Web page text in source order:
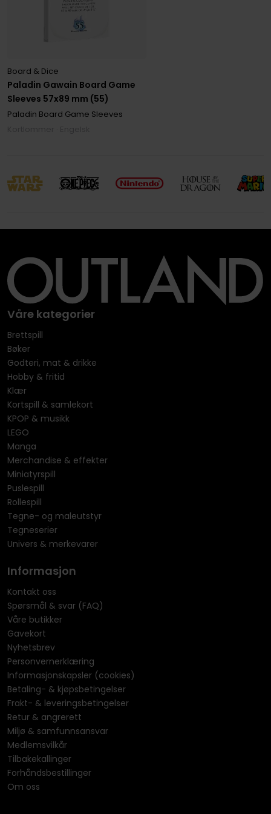
Paladin Gawain Board Game
Sleeves 57x89 mm (55)
Board & Dice
Paladin Board Game Sleeves
Våre kategorier
Brettspill
Bøker
Godteri, mat & drikke
Hobby & fritid
Klær
Kortspill & samlekort
KPOP & musikk
LEGO
Manga
Merchandise & effekter
Miniatyrspill
Puslespill
Rollespill
Tegne- og maleutstyr
Tegneserier
Univers & merkevarer
Informasjon
Kontakt oss
Spørsmål & svar (FAQ)
Våre butikker
Gavekort
Nyhetsbrev
Personvernerklæring
Informasjonskapsler (cookies)
Betaling- & kjøpsbetingelser
Frakt- & leveringsbetingelser
Retur & angrerett
Miljø & samfunnsansvar
Medlemsvilkår
Tilbakekallinger
Forhåndsbestillinger
Om oss